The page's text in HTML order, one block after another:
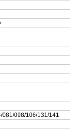
081/098/106/131/141